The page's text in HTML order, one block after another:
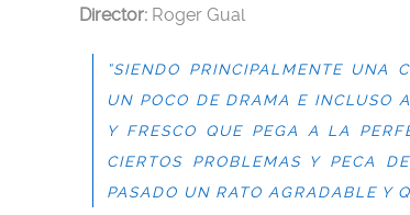
Director: Roger Gual
“SIENDO PRINCIPALMENTE UNA
UN POCO DE DRAMA E INCLUSO
Y FRESCO QUE PEGA A LA
CIERTOS PROBLEMAS Y PECA
PASADO UN RATO AGRADABLE Y